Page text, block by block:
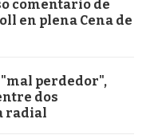
comentario de
en plena Cena de
perdedor",
dos
radial